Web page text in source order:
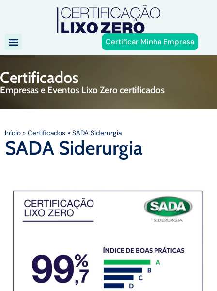
Certificar Minha Empresa
Certificados
Empresas e Eventos Lixo Zero certificados
Início » Certificados » SADA Siderurgia
SADA Siderurgia